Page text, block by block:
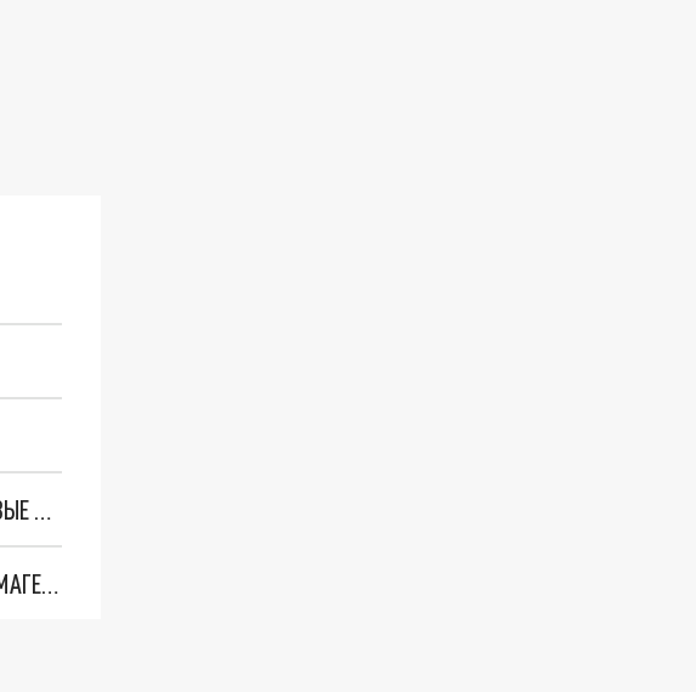
"ОЧЕНЬ ПЛОХИЕ НОВОСТИ": БОЛЬШАЯ ОШИБКА PALANTIR В РОССИИ. СТРАНЫ НАТО ВПЕРВЫЕ ЗА СВО ОСТАНОВИЛИ ПОСТАВКИ ОРУЖИЯ. ВСУ ТЕРЯЮТ ПРИГРАНИЧЬЕ?
ТРИ ГЛАВНЫХ ИНСАЙДА ОБ СВО. ОТМЕНА МОБИЛИЗАЦИИ И ВОЗВРАЩЕНИЕ "ГЕНЕРАЛА АРМАГЕДДОНА"? ОТЛИЧНЫЕ НОВОСТИ, КОТОРЫЕ ЖДАЛИ ВСЕ